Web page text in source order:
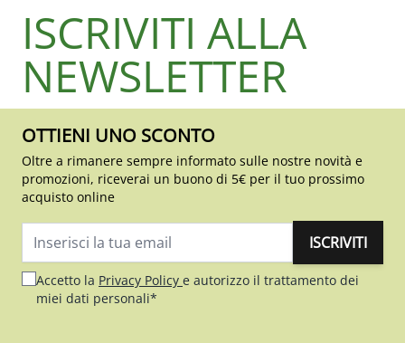
ISCRIVITI ALLA
NEWSLETTER
OTTIENI UNO SCONTO
Oltre a rimanere sempre informato sulle nostre novità e
promozioni, riceverai un buono di 5€ per il tuo prossimo
acquisto online
ISCRIVITI
Accetto la Privacy Policy e autorizzo il trattamento dei
miei dati personali*